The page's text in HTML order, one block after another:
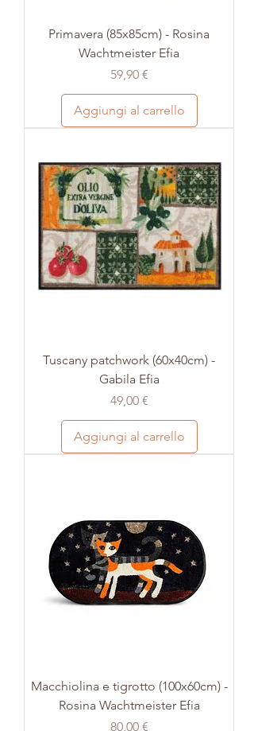
Primavera (85x85cm) - Rosina
Wachtmeister Efia
Prezzo
59,90 €
Aggiungi al carrello
Tuscany patchwork (60x40cm) -
Gabila Efia
Prezzo
49,00 €
Aggiungi al carrello
Macchiolina e tigrotto (100x60cm) -
Rosina Wachtmeister Efia
Prezzo
80,00 €